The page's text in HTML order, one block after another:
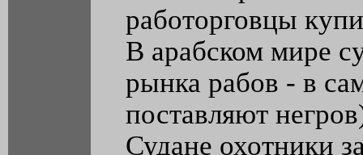
работорговцы
В арабском мире
рынка рабов - в
поставляют
Судане охотники